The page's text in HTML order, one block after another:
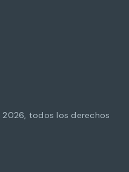
2026, todos los derechos